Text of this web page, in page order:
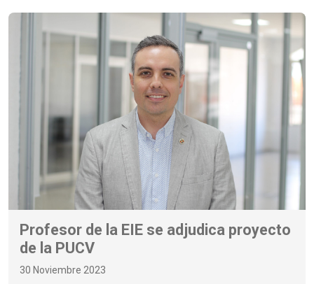
Profesor de la EIE se adjudica proyecto
de la PUCV
30 Noviembre 2023